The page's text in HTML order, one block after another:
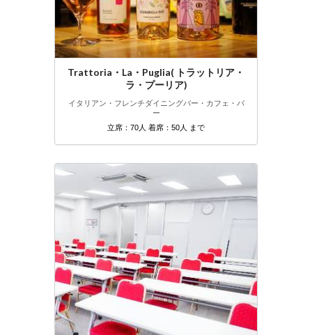
Trattoria・La・Puglia( トラットリア・
ラ・プーリア)
イタリアン・フレンチダイニングバー・カフェ・バ
ー
立席：70人 着席：50人 まで